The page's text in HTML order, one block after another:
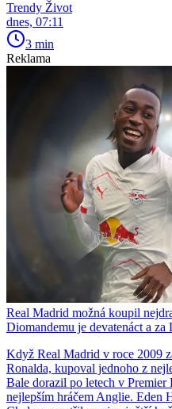
Trendy Život
dnes, 07:11
3 min
Reklama
Real Madrid možná koupil
Diomandemu je devatenáct a
Když Real Madrid v roce 2009
Ronalda, kupoval jednoho z
Bale dorazil po letech v Premier
nejlepším hráčem Anglie. Eden